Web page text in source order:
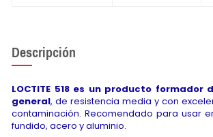
Descripción
LOCTITE 518 es un producto formador
general, de resistencia media y con
contaminación. Recomendado para usar
fundido, acero y aluminio.